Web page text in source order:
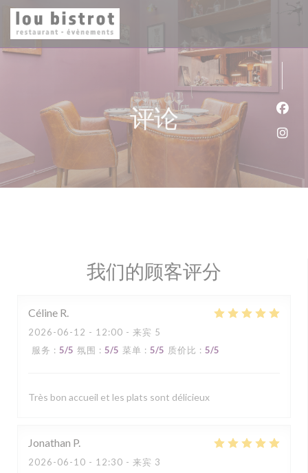
Cookie管理面板
评论
我们的顾客评分
Céline R
2026-06-12 - 12:00 - 来宾 5
服务 : 5/5 氛围 : 5/5 菜单 : 5/5 质价比 : 5/5
Très bon accueil et les plats sont délicieux
Jonathan P
2026-06-10 - 12:30 - 来宾 3